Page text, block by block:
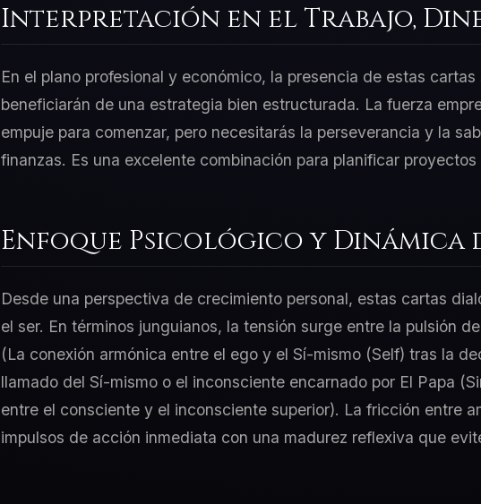
Interpretación en el Trabajo,
En el plano profesional y económico, la presencia de estas
beneficiarán de una estrategia bien estructurada. La fuerza
empuje para comenzar, pero necesitarás la perseverancia y la
finanzas. Es una excelente combinación para planificar
Enfoque Psicológico y Dinámica
Desde una perspectiva de crecimiento personal, estas cartas
el ser. En términos junguianos, la tensión surge entre la pulsión
(La conexión armónica entre el ego y el Sí-mismo (Self) tras la
llamado del Sí-mismo o el inconsciente encarnado por El Papa
entre el consciente y el inconsciente superior). La fricción entre
impulsos de acción inmediata con una madurez reflexiva que